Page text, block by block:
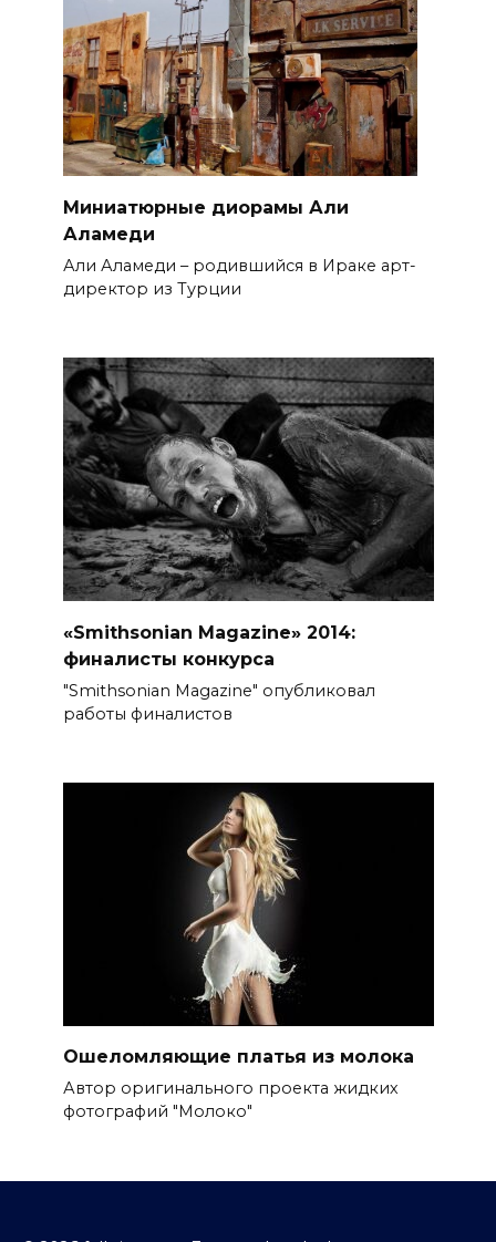
Миниатюрные диорамы Али
Аламеди
Али Аламеди – родившийся в Ираке арт-
директор из Турции
«Smithsonian Magazine» 2014:
финалисты конкурса
"Smithsonian Magazine" опубликовал
работы финалистов
Ошеломляющие платья из молока
Автор оригинального проекта жидких
фотографий "Молоко"